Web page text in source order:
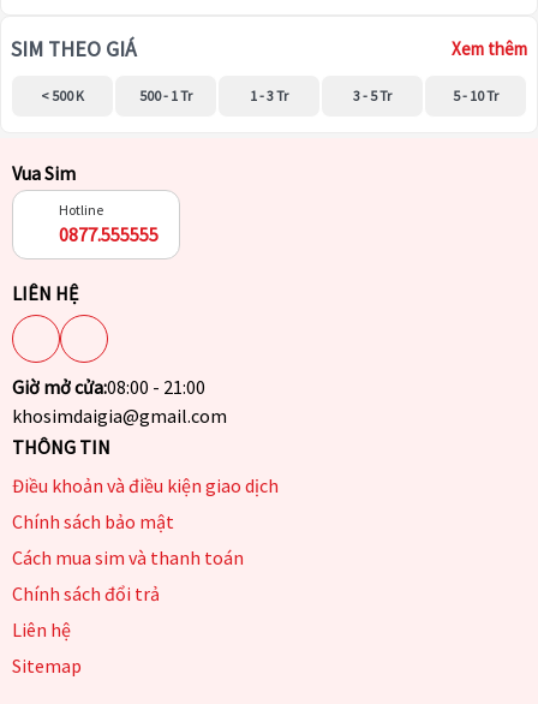
SIM THEO GIÁ Xem thêm
< 500 K 500 - 1 Tr 1 - 3 Tr 3 - 5 Tr 5 - 10 Tr
Vua Sim
Hotline
0877.555555
LIÊN HỆ
Giờ mở cửa:08:00 - 21:00
khosimdaigia@gmail.com
THÔNG TIN
Điều khoản và điều kiện giao dịch
Chính sách bảo mật
Cách mua sim và thanh toán
Chính sách đổi trả
Liên hệ
Sitemap